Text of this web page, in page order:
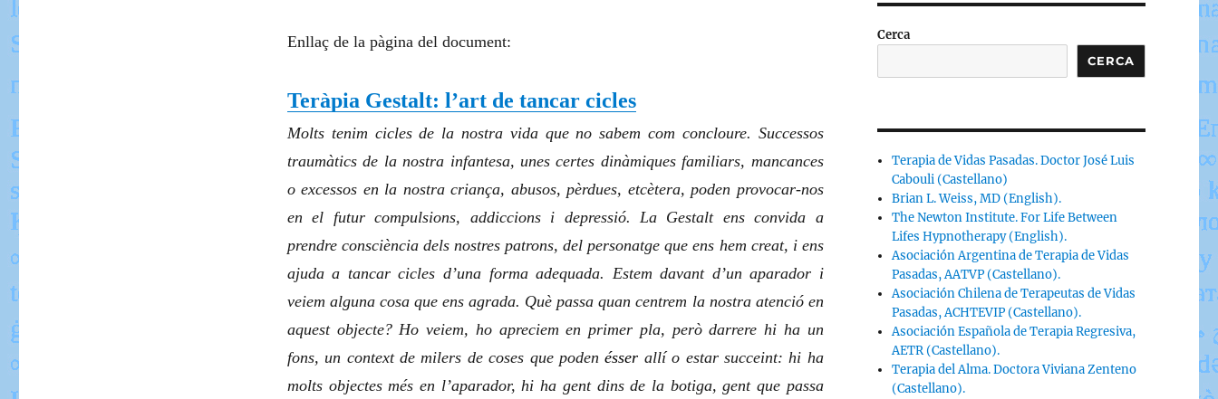
Enllaç de la pàgina del document:
Teràpia Gestalt: l’art de tancar cicles
Molts tenim cicles de la nostra vida que no sabem com concloure. Successos
traumàtics de la nostra infantesa, unes certes dinàmiques familiars, mancances
o excessos en la nostra criança, abusos, pèrdues, etcètera, poden provocar-nos
en el futur compulsions, addiccions i depressió. La Gestalt ens convida a
prendre consciència dels nostres patrons, del personatge que ens hem creat, i ens
ajuda a tancar cicles d’una forma adequada. Estem davant d’un aparador i
veiem alguna cosa que ens agrada. Què passa quan centrem la nostra atenció en
aquest objecte? Ho veiem, ho apreciem en primer pla, però darrere hi ha un
fons, un context de milers de coses que podenésser allí o estar succeint: hi ha
molts objectes més en l’aparador, hi ha gent dins de la botiga, gent que passa
Cerca
CERCA
Terapia de Vidas Pasadas. Doctor José Luis
Cabouli (Castellano)
Brian L. Weiss, MD (English).
The Newton Institute. For Life Between
Lifes Hypnotherapy (English).
Asociación Argentina de Terapia de Vidas
Pasadas, AATVP (Castellano).
Asociación Chilena de Terapeutas de Vidas
Pasadas, ACHTEVIP (Castellano).
Asociación Española de Terapia Regresiva,
AETR (Castellano).
Terapia del Alma. Doctora Viviana Zenteno
(Castellano).